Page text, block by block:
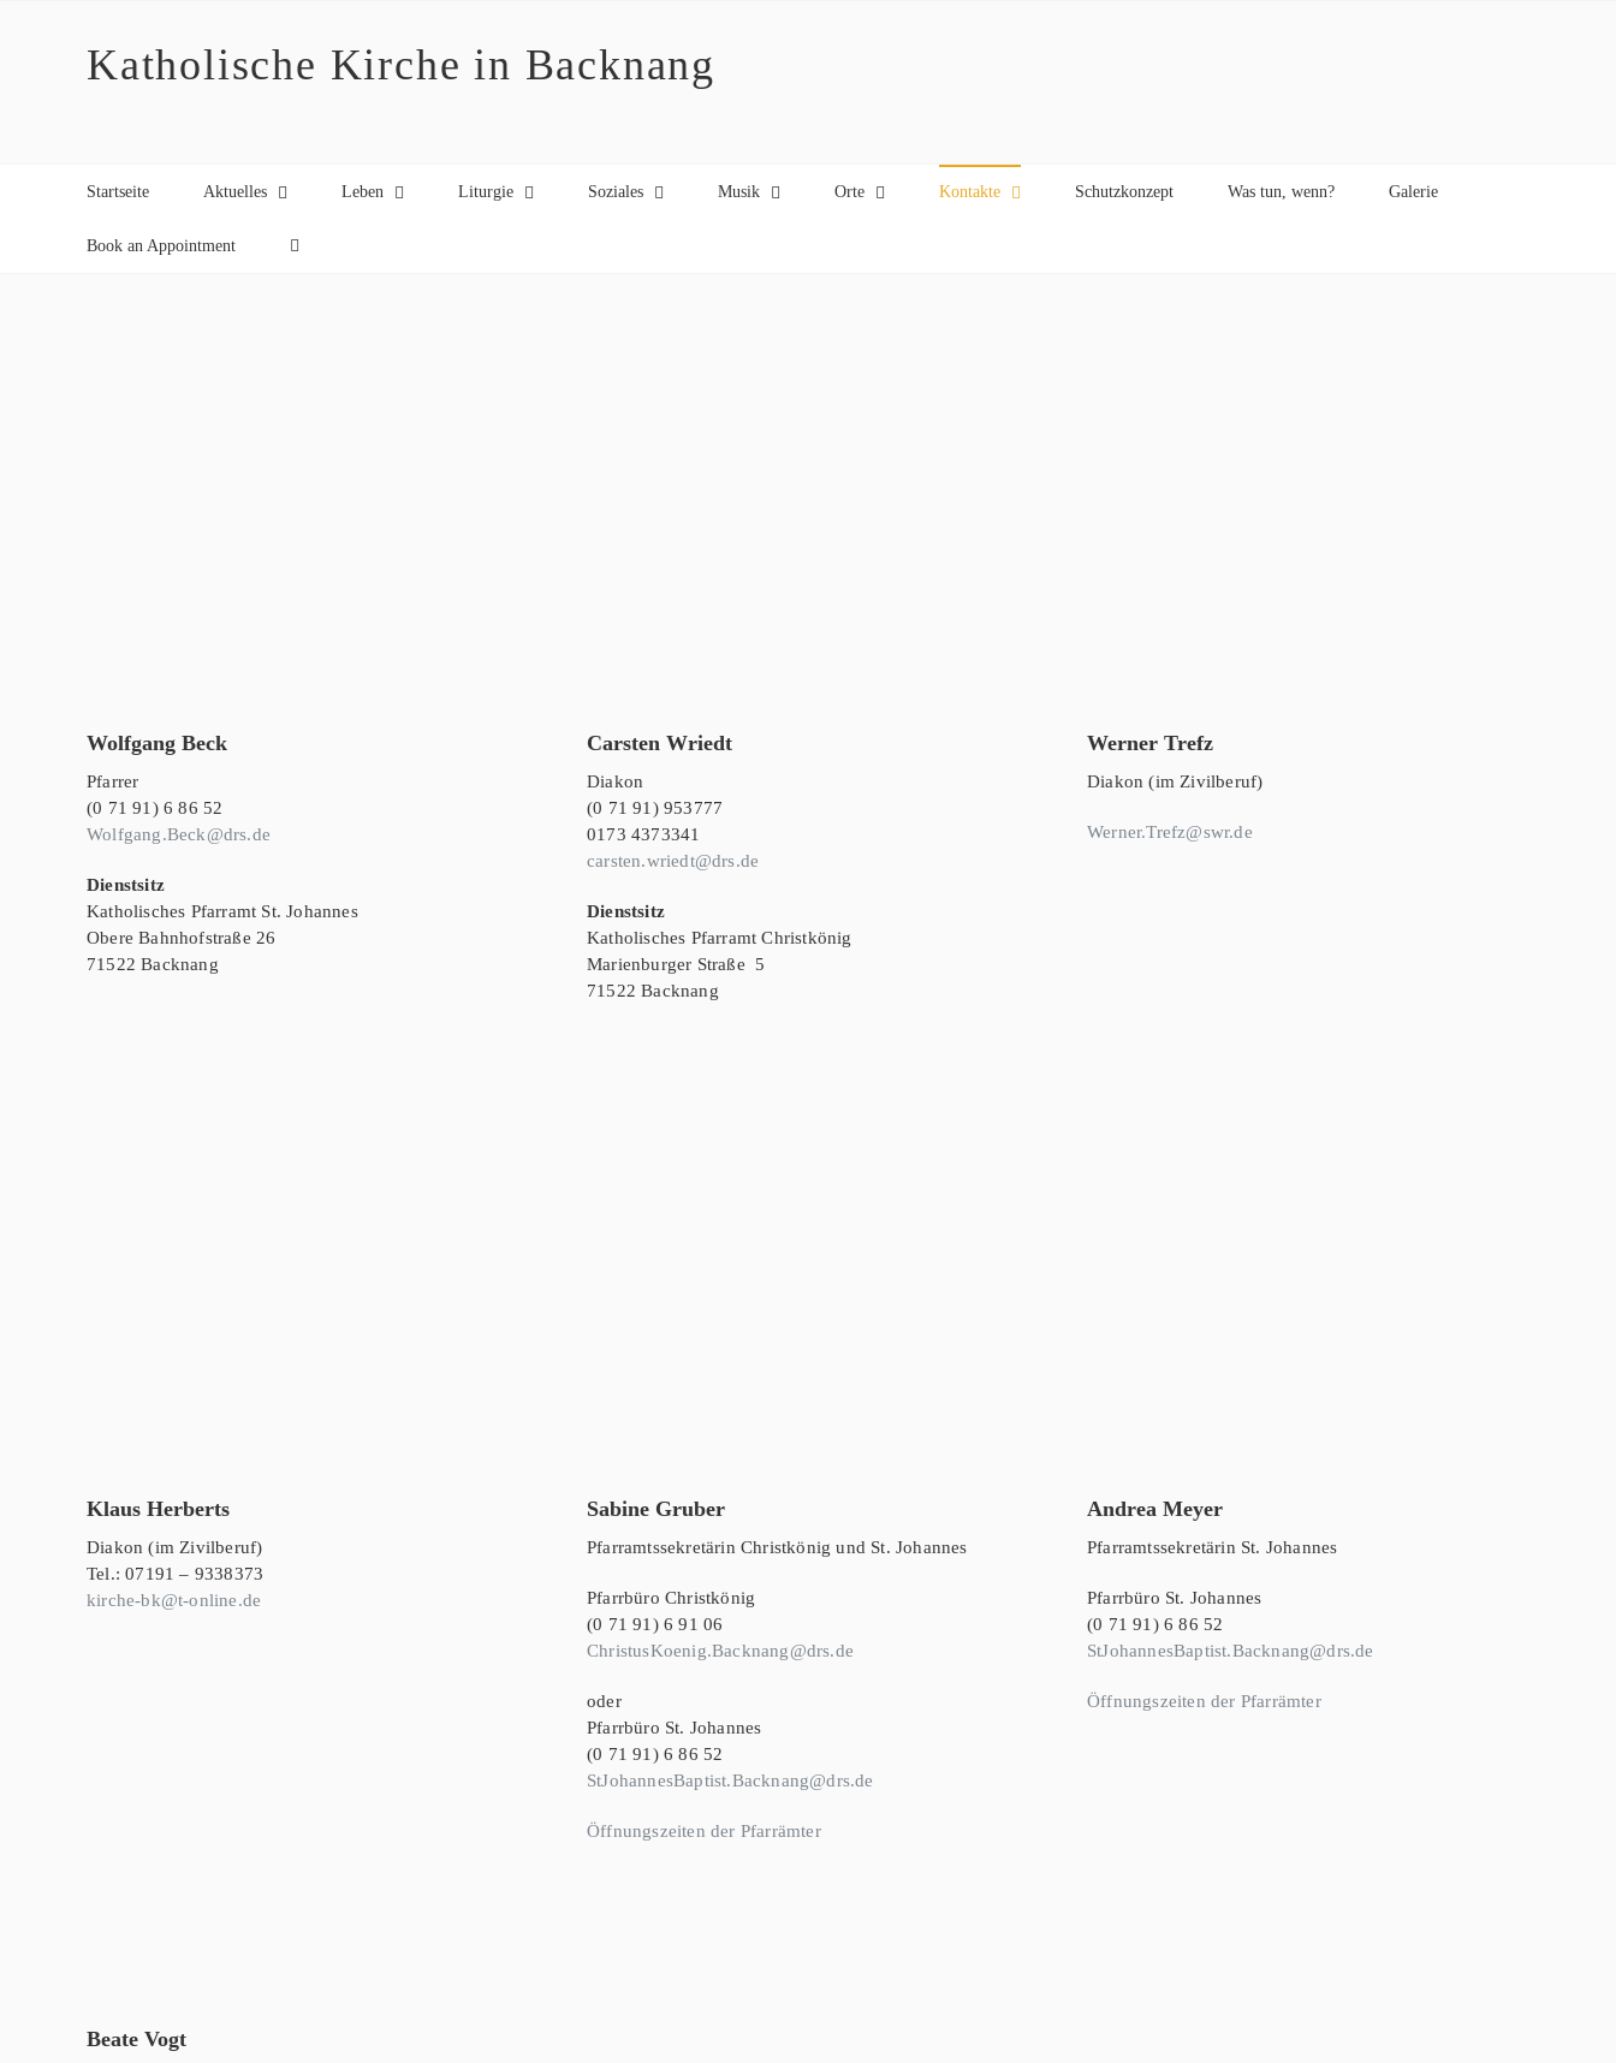
Katholische Kirche in Backnang
Startseite Aktuelles Leben Liturgie Soziales Musik Orte Kontakte Schutzkonzept Was tun, wenn? Galerie
Book an Appointment
Wolfgang Beck
Pfarrer
(0 71 91) 6 86 52
Wolfgang.Beck@drs.de
Dienstsitz
Katholisches Pfarramt St. Johannes
Obere Bahnhofstraße 26
71522 Backnang
Carsten Wriedt
Diakon
(0 71 91) 953777
0173 4373341
carsten.wriedt@drs.de
Dienstsitz
Katholisches Pfarramt Christkönig
Marienburger Straße 5
71522 Backnang
Werner Trefz
Diakon (im Zivilberuf)
Werner.Trefz@swr.de
Klaus Herberts
Diakon (im Zivilberuf)
Tel.: 07191 – 9338373
kirche-bk@t-online.de
Sabine Gruber
Pfarramtssekretärin Christkönig und St. Johannes
Pfarrbüro Christkönig
(0 71 91) 6 91 06
ChristusKoenig.Backnang@drs.de
oder
Pfarrbüro St. Johannes
(0 71 91) 6 86 52
StJohannesBaptist.Backnang@drs.de
Öffnungszeiten der Pfarrämter
Andrea Meyer
Pfarramtssekretärin St. Johannes
Pfarrbüro St. Johannes
(0 71 91) 6 86 52
StJohannesBaptist.Backnang@drs.de
Öffnungszeiten der Pfarrämter
Beate Vogt